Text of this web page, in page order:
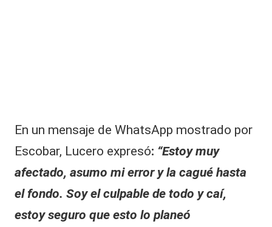
En un mensaje de WhatsApp mostrado por
Escobar, Lucero expresó: “Estoy muy
afectado, asumo mi error y la cagué hasta
el fondo. Soy el culpable de todo y caí,
estoy seguro que esto lo planeó